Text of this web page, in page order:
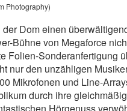
Photography)
Dom einen
Bühne von Megaforce
Folien-Sonderanfertigung
nur den unzähligen
Mikrofonen und Line-
durch ihre
Hörgenuss